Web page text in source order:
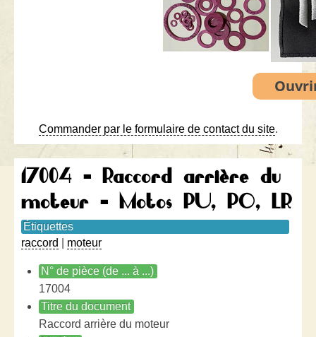
Commander par le formulaire de contact du site.
17004 - Raccord arrière du
moteur - Motos PU, PO, LR
Étiquettes
raccord
moteur
N° de pièce (de ... à ...)
17004
Titre du document
Raccord arrière du moteur